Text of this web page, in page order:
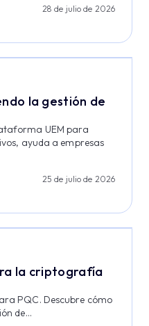
28 de julio de 2026
la gestión de
UEM para
ayuda a empresas
25 de julio de 2026
la criptografía
PQC. Descubre cómo
de...